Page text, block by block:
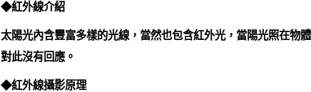
◆紅外線介紹
太陽光內含豐富多樣的光線，當然也包含紅外光，當陽光照在物
對此沒有回應。
◆紅外線攝影原理